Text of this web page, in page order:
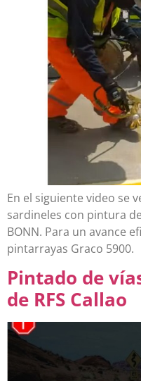
En el siguiente video se
sardineles con pintura
BONN. Para un avance
pintarrayas Graco 5900.
Pintado de
de RFS Callao